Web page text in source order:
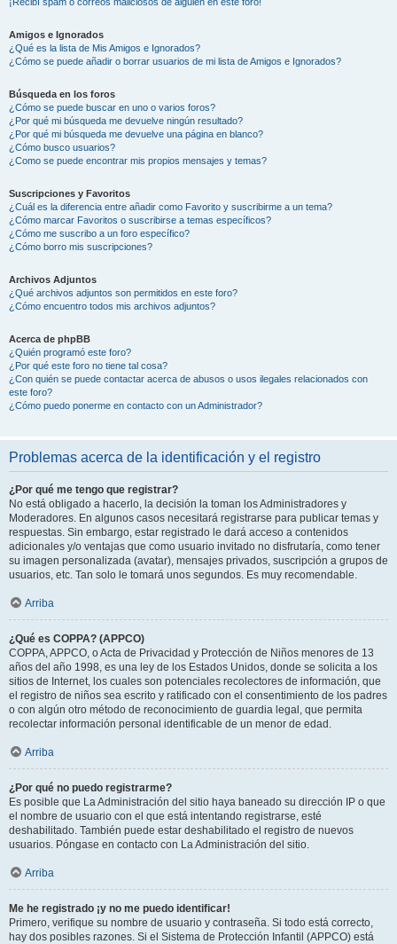
Amigos e Ignorados
¿Qué es la lista de Mis Amigos e Ignorados?
¿Cómo se puede añadir o borrar usuarios de mi lista de Amigos e Ignorados?
Búsqueda en los foros
¿Cómo se puede buscar en uno o varios foros?
¿Por qué mi búsqueda me devuelve ningún resultado?
¿Por qué mi búsqueda me devuelve una página en blanco?
¿Cómo busco usuarios?
¿Como se puede encontrar mis propios mensajes y temas?
Suscripciones y Favoritos
¿Cuál es la diferencia entre añadir como Favorito y suscribirme a un tema?
¿Cómo marcar Favoritos o suscribirse a temas específicos?
¿Cómo me suscribo a un foro específico?
¿Cómo borro mis suscripciones?
Archivos Adjuntos
¿Qué archivos adjuntos son permitidos en este foro?
¿Cómo encuentro todos mis archivos adjuntos?
Acerca de phpBB
¿Quién programó este foro?
¿Por qué este foro no tiene tal cosa?
¿Con quién se puede contactar acerca de abusos o usos ilegales relacionados con
este foro?
¿Cómo puedo ponerme en contacto con un Administrador?
Problemas acerca de la identificación y el registro
¿Por qué me tengo que registrar?
No está obligado a hacerlo, la decisión la toman los Administradores y
Moderadores. En algunos casos necesitará registrarse para publicar temas y
respuestas. Sin embargo, estar registrado le dará acceso a contenidos
adicionales y/o ventajas que como usuario invitado no disfrutaría, como tener
su imagen personalizada (avatar), mensajes privados, suscripción a grupos de
usuarios, etc. Tan solo le tomará unos segundos. Es muy recomendable.
Arriba
¿Qué es COPPA? (APPCO)
COPPA, APPCO, o Acta de Privacidad y Protección de Niños menores de 13
años del año 1998, es una ley de los Estados Unidos, donde se solicita a los
sitios de Internet, los cuales son potenciales recolectores de información, que
el registro de niños sea escrito y ratificado con el consentimiento de los padres
o con algún otro método de reconocimiento de guardia legal, que permita
recolectar información personal identificable de un menor de edad.
Arriba
¿Por qué no puedo registrarme?
Es posible que La Administración del sitio haya baneado su dirección IP o que
el nombre de usuario con el que está intentando registrarse, esté
deshabilitado. También puede estar deshabilitado el registro de nuevos
usuarios. Póngase en contacto con La Administración del sitio.
Arriba
Me he registrado ¡y no me puedo identificar!
Primero, verifique su nombre de usuario y contraseña. Si todo está correcto,
hay dos posibles razones. Si el Sistema de Protección Infantil (APPCO) está